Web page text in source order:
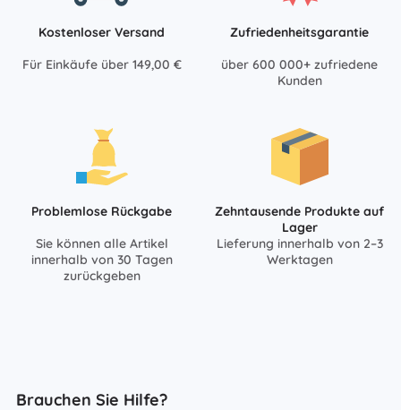
Kostenloser Versand
Für Einkäufe über 149,00 €
Zufriedenheitsgarantie
über 600 000+ zufriedene
Kunden
Problemlose Rückgabe
Sie können alle Artikel
innerhalb von 30 Tagen
zurückgeben
Zehntausende Produkte auf
Lager
Lieferung innerhalb von 2–3
Werktagen
Brauchen Sie Hilfe?